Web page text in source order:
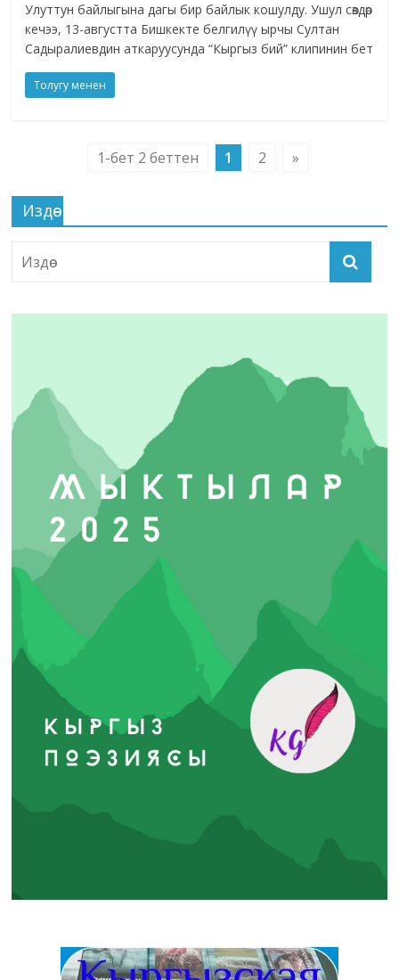
Улуттун байлыгына дагы бир байлык кошулду. Ушул сөздөр
кечээ, 13-августта Бишкекте белгилүү ырчы Султан
Садыралиевдин аткаруусунда “Кыргыз бий” клипинин бет
Толугу менен
1-бет 2 беттен 1 2 »
Издөө